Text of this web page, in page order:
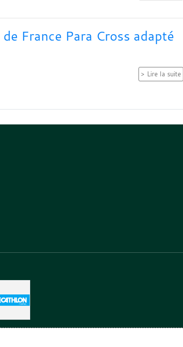
France Para Cross adapté
Lire la suite